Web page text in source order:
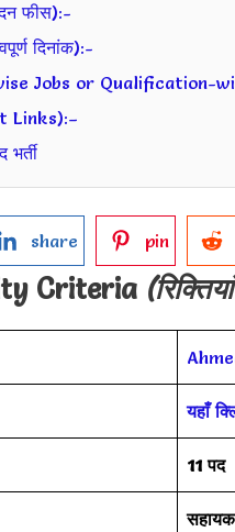
फीस):-
दिनांक):-
Jobs or Qualification-
Links):–
भर्ती
share pin
Criteria
यहाँ
11 पद